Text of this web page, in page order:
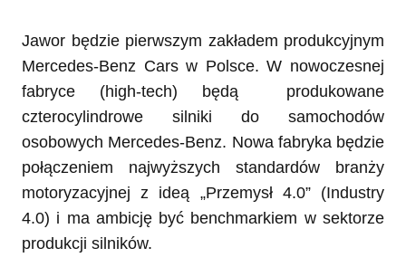
Jawor będzie pierwszym zakładem produkcyjnym
Mercedes-Benz Cars w Polsce. W nowoczesnej
fabryce (high-tech) będą produkowane
czterocylindrowe silniki do samochodów
osobowych Mercedes-Benz. Nowa fabryka będzie
połączeniem najwyższych standardów branży
motoryzacyjnej z ideą „Przemysł 4.0” (Industry
4.0) i ma ambicję być benchmarkiem w sektorze
produkcji silników.